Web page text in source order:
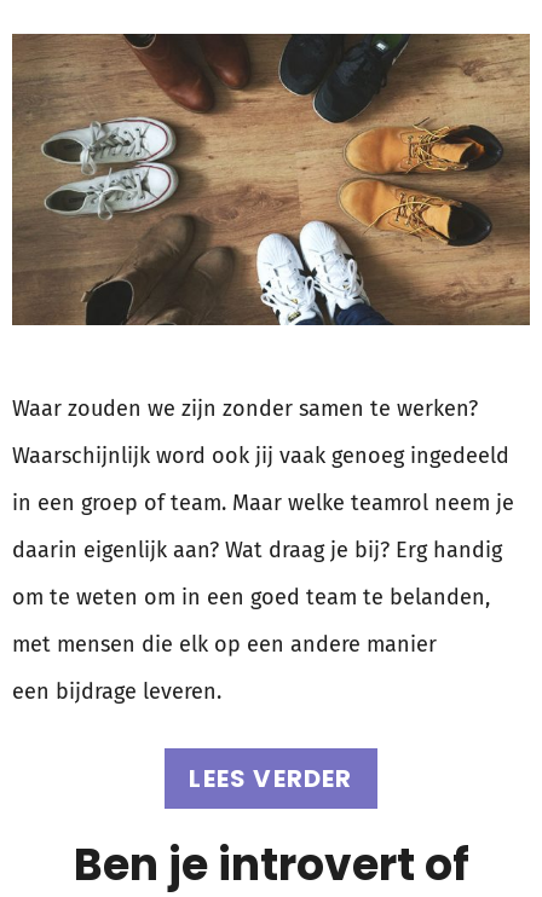
Waar zouden we zijn zonder samen te werken?
Waarschijnlijk word ook jij vaak genoeg ingedeeld
in een groep of team. Maar welke teamrol neem je
daarin eigenlijk aan? Wat draag je bij? Erg handig
om te weten om in een goed team te belanden,
met mensen die elk op een andere manier
een bijdrage leveren.
LEES VERDER
Ben je introvert of